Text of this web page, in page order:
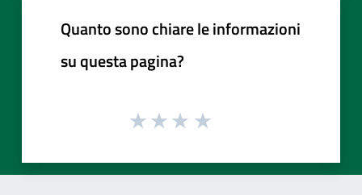
Quanto sono chiare le informazioni
su questa pagina?